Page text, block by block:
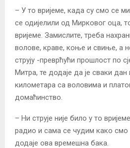
– У то вријеме, када су смо се
се одијелили од Мирковог оца,
вријеме. Замислите, треба
волове, краве, коње и свиње, а
струју -преврћући прошлост по
Митра, те додаје да је сваки
километара са воловима и
домаћинство.
– Ни струје није било у то
радио и сама се чудим како смо
додаје ова времешна бака.